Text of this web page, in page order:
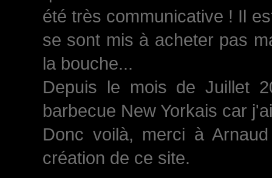
été très communicative ! Il
se sont mis à acheter pas
la bouche...
Depuis le mois de Juillet
barbecue New Yorkais car
Donc voilà, merci à
création de ce site.